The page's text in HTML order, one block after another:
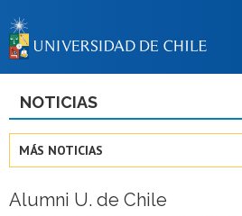
BIBLIOTECAS
Estudiantes
Académicas/os
NOTICIAS
MÁS NOTICIAS
Alumni U. de Chile